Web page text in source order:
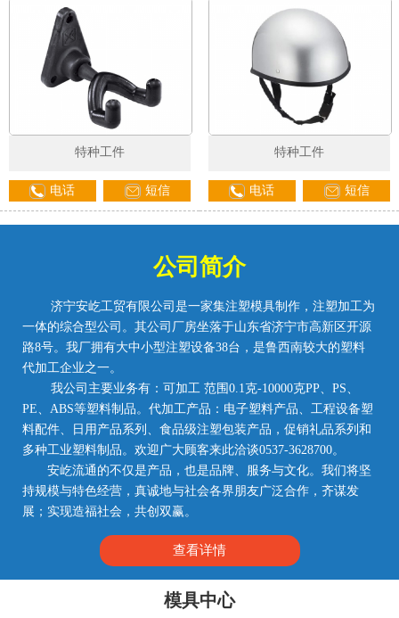
特种工件
电话 短信
特种工件
电话 短信
公司简介
济宁安屹工贸有限公司是一家集注塑模具制作，注塑加工为
一体的综合型公司。其公司厂房坐落于山东省济宁市高新区开源
路8号。我厂拥有大中小型注塑设备38台，是鲁西南较大的塑料
代加工企业之一。
我公司主要业务有：可加工 范围0.1克-10000克PP、PS、
PE、ABS等塑料制品。代加工产品：电子塑料产品、工程设备塑
料配件、日用产品系列、食品级注塑包装产品，促销礼品系列和
多种工业塑料制品。欢迎广大顾客来此洽谈0537-3628700。
安屹流通的不仅是产品，也是品牌、服务与文化。我们将坚
持规模与特色经营，真诚地与社会各界朋友广泛合作，齐谋发
展；实现造福社会，共创双赢。
查看详情
模具中心